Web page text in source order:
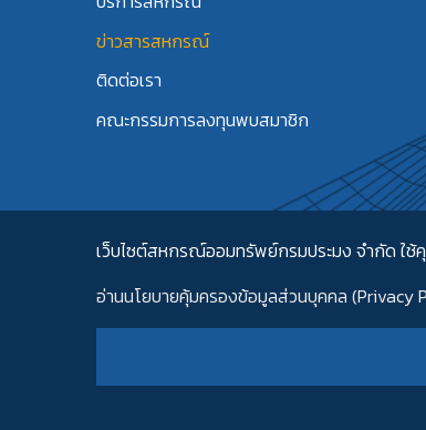
ข่าวสารสหกรณ์
ติดต่อเรา
คณะกรรมการลงทุนพบสมาชิก
เว็บไซต์สหกรณ์ออมทรัพย์กรมประมง จำกัด ใช้
อ่านนโยบายคุ้มครองข้อมูลส่วนบุคคล (Privacy